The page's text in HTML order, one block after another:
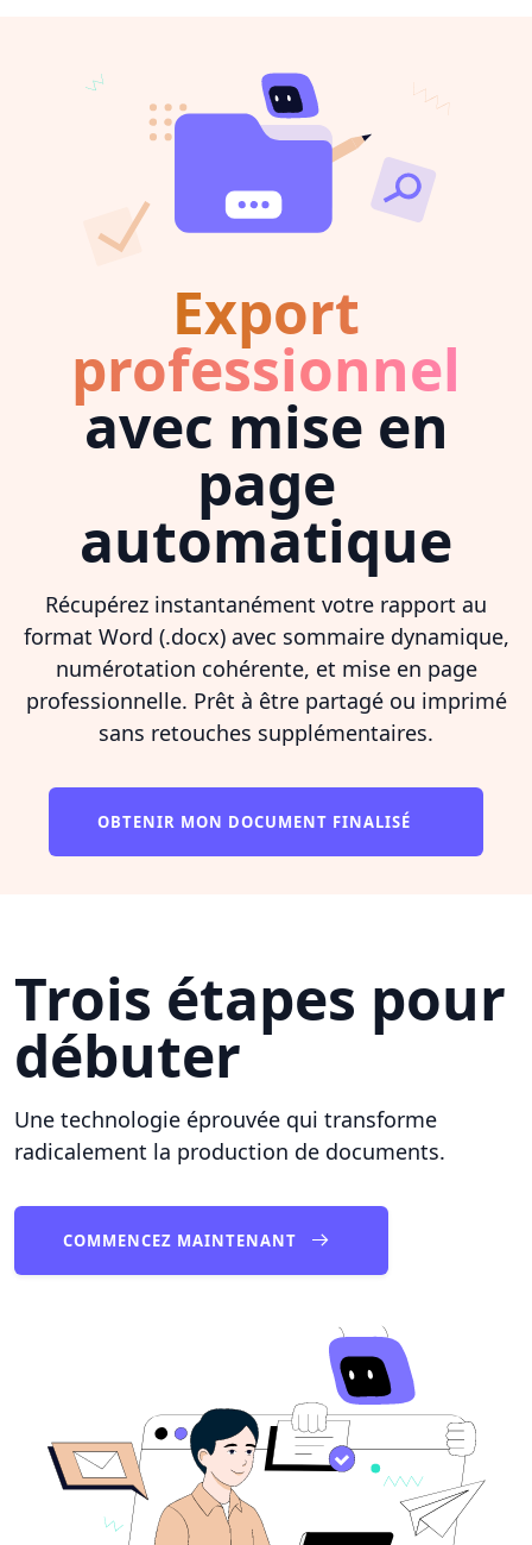
Export
professionnel
avec mise en
page
automatique
Récupérez instantanément votre rapport au
format Word (.docx) avec sommaire dynamique,
numérotation cohérente, et mise en page
professionnelle. Prêt à être partagé ou imprimé
sans retouches supplémentaires.
OBTENIR MON DOCUMENT FINALISÉ
Trois étapes pour
débuter
Une technologie éprouvée qui transforme
radicalement la production de documents.
COMMENCEZ MAINTENANT